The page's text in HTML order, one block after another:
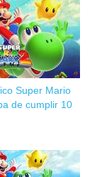
Super Mario
de cumplir 10